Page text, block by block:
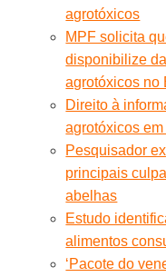
agrotóxicos
MPF solicita
disponibilize
agrotóxicos no
Direito à
agrotóxicos
Pesquisador
principais
abelhas
Estudo
alimentos
‘Pacote do